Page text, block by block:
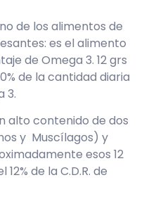
de los alimentos de
es el alimento
de Omega 3. 12 grs
de la cantidad diaria
3.
alto contenido de dos
y Muscílagos) y
esos 12
de la C.D.R. de